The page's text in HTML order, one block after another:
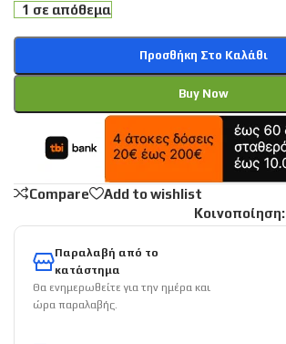
1 σε απόθεμα
Προσθήκη Στο Καλάθι
Buy Now
Compare
Add to wishlist
Κοινοποίηση:
Παραλαβή από το
κατάστημα
Θα ενημερωθείτε για την ημέρα και
ώρα παραλαβής.